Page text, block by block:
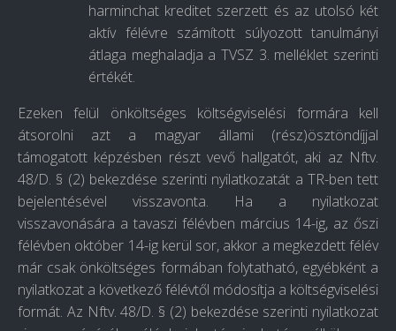
harminchat kreditet szerzett és az utolsó két
aktív félévre számított súlyozott tanulmányi
átlaga meghaladja a TVSZ 3. melléklet szerinti
értékét.
Ezeken felül önköltséges költségviselési formára kell
átsorolni azt a magyar állami (rész)ösztöndíjjal
támogatott képzésben részt vevő hallgatót, aki az Nftv.
48/D. § (2) bekezdése szerinti nyilatkozatát a TR-ben tett
bejelentésével visszavonta. Ha a nyilatkozat
visszavonására a tavaszi félévben március 14-ig, az őszi
félévben október 14-ig kerül sor, akkor a megkezdett félév
már csak önköltséges formában folytatható, egyébként a
nyilatkozat a következő félévtől módosítja a költségviselési
formát. Az Nftv. 48/D. § (2) bekezdése szerinti nyilatkozat